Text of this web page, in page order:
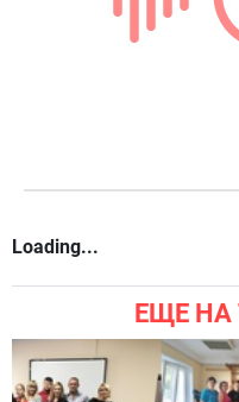
Loading...
ЕЩЕ НА